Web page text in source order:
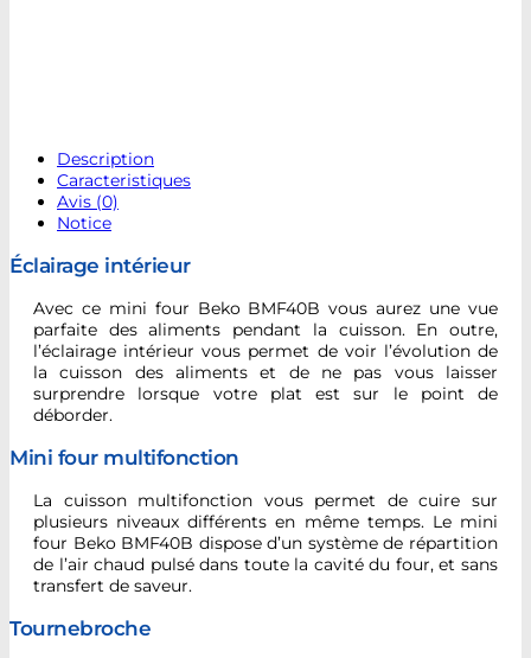
Description
Caracteristiques
Avis (0)
Notice
Éclairage intérieur
Avec ce mini four Beko BMF40B vous aurez une vue
parfaite des aliments pendant la cuisson. En outre,
l’éclairage intérieur vous permet de voir l’évolution de
la cuisson des aliments et de ne pas vous laisser
surprendre lorsque votre plat est sur le point de
déborder.
Mini four multifonction
La cuisson multifonction vous permet de cuire sur
plusieurs niveaux différents en même temps. Le mini
four Beko BMF40B dispose d’un système de répartition
de l’air chaud pulsé dans toute la cavité du four, et sans
transfert de saveur.
Tournebroche